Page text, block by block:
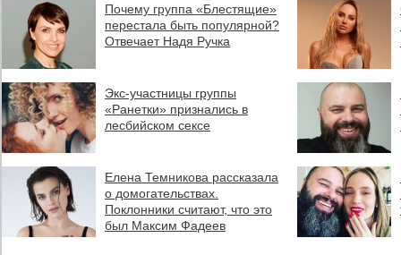
Почему группа «Блестящие»
перестала быть популярной?
Отвечает Надя Ручка
Экс-участницы группы
«Ранетки» признались в
лесбийском сексе
Елена Темникова рассказала
о домогательствах.
Поклонники считают, что это
был Максим Фадеев